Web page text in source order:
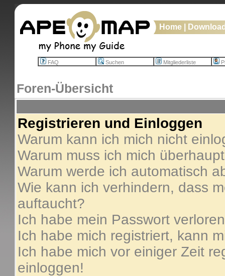
Home
FAQ Suchen Mitgliederliste
Foren-Übersicht
Registrieren und Einloggen
Warum kann ich mich nicht
Warum muss ich mich
Warum werde ich automatisch
Wie kann ich verhindern, dass
auftaucht?
Ich habe mein Passwort
Ich habe mich registriert, kann
Ich habe mich vor einiger Zeit
einloggen!